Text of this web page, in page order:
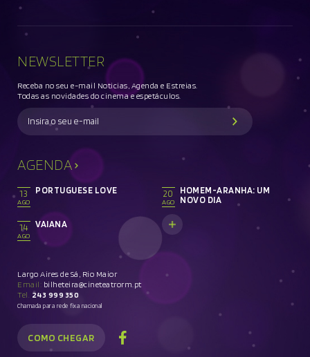
NEWSLETTER
Receba no seu e-mail Noticias, Agenda e Estreias.
Todas as novidades do cinema e espetáculos.
AGENDA
13
AGO
PORTUGUESE LOVE
14
AGO
VAIANA
20
AGO
HOMEM-ARANHA: UM
NOVO DIA
Largo Aires de Sá, Rio Maior
Email: bilheteira@cineteatrorm.pt
Tel. 243 999 350
Chamada para rede fixa nacional
COMO CHEGAR